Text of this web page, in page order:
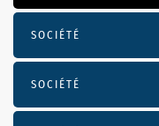
SOCIÉTÉ
SOCIÉTÉ